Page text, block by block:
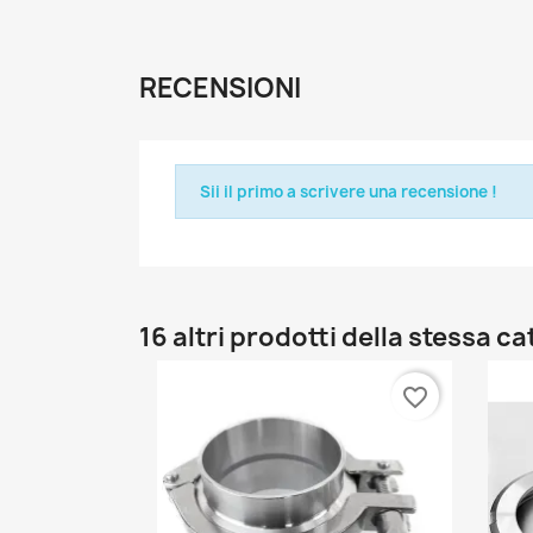
RECENSIONI
Sii il primo a scrivere una recensione !
16 altri prodotti della stessa
favorite_border